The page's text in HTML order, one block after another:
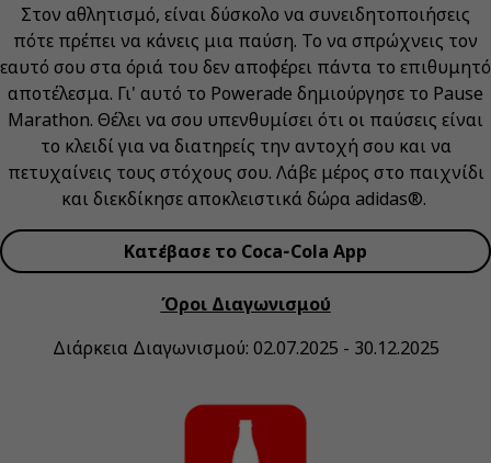
Στον αθλητισμό, είναι δύσκολο να συνειδητοποιήσεις
πότε πρέπει να κάνεις μια παύση. Το να σπρώχνεις τον
εαυτό σου στα όριά του δεν αποφέρει πάντα το επιθυμητό
αποτέλεσμα. Γι' αυτό το Powerade δημιούργησε το Pause
Marathon. Θέλει να σου υπενθυμίσει ότι οι παύσεις είναι
το κλειδί για να διατηρείς την αντοχή σου και να
πετυχαίνεις τους στόχους σου. Λάβε μέρος στο παιχνίδι
και διεκδίκησε αποκλειστικά δώρα adidas®.
Κατέβασε το Coca‑Cola App
Όροι Διαγωνισμού
Διάρκεια Διαγωνισμού: 02.07.2025 - 30.12.2025